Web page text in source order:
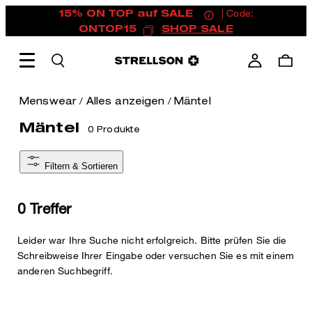
15% ON TOP auf SALE
| Code:
ONTOP15
SHOP SALE
Menswear / Alles anzeigen / Mäntel
Mäntel 0 Produkte
Filtern & Sortieren
0 Treffer
Leider war Ihre Suche nicht erfolgreich. Bitte prüfen Sie die
Schreibweise Ihrer Eingabe oder versuchen Sie es mit einem
anderen Suchbegriff.